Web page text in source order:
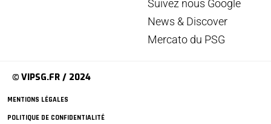
Suivez nous Google
News & Discover
Mercato du PSG
© VIPSG.FR / 2024
MENTIONS LÉGALES
POLITIQUE DE CONFIDENTIALITÉ